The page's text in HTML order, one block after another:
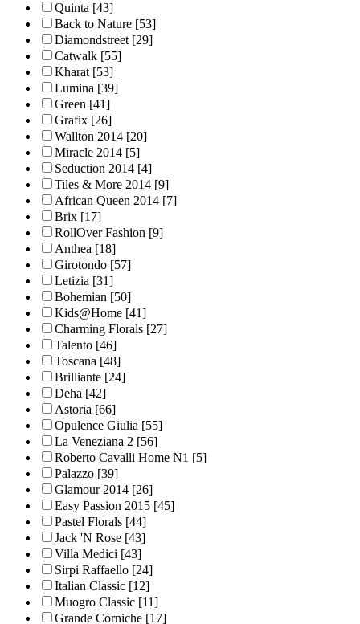
Quinta [43]
Back to Nature [53]
Diamondstreet [29]
Catwalk [55]
Kharat [53]
Lumina [39]
Green [41]
Grafix [26]
Wallton 2014 [20]
Miracle 2014 [5]
Seduction 2014 [4]
Tiles & More 2014 [9]
African Queen 2014 [7]
Brix [17]
RollOver Fashion [9]
Anthea [18]
Girotondo [57]
Letizia [31]
Bohemian [50]
Kids@Home [41]
Charming Florals [27]
Talento [46]
Toscana [48]
Brilliante [24]
Deha [42]
Astoria [66]
Opulence Giulia [55]
La Veneziana 2 [56]
Roberto Cavalli Home N1 [5]
Palazzo [39]
Glamour 2014 [26]
Easy Passion 2015 [45]
Pastel Florals [44]
Jack 'N Rose [43]
Villa Medici [43]
Sirpi Raffaello [24]
Italian Classic [12]
Muogro Сlassic [11]
Grande Corniche [17]